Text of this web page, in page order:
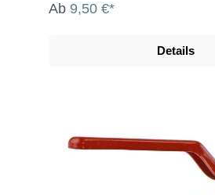
Ab 9,50 €*
Details